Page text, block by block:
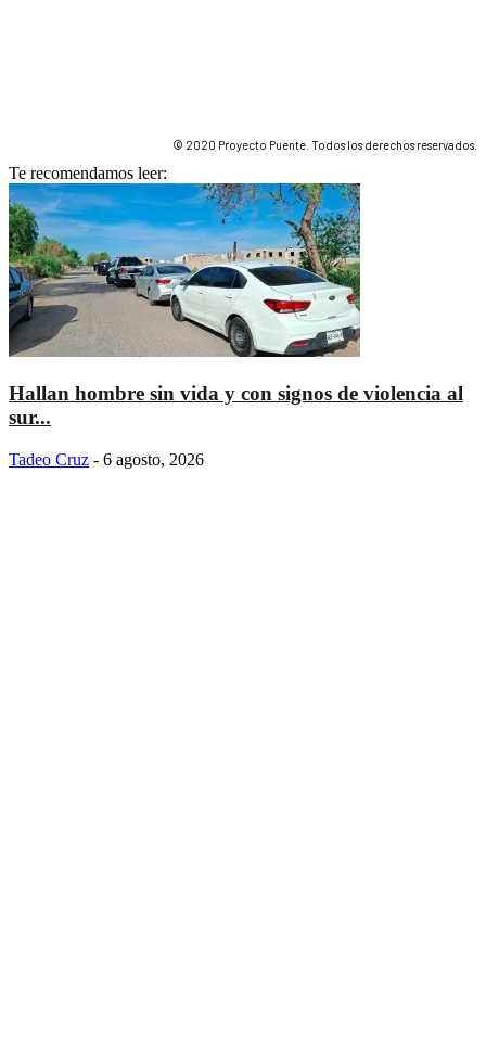
© 2020 Proyecto Puente. Todos los derechos reservados.
Te recomendamos leer:
Hallan hombre sin vida y con signos de violencia al
sur...
Tadeo Cruz - 6 agosto, 2026